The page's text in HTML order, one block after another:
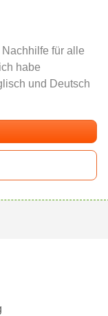
für alle
habe
und Deutsch